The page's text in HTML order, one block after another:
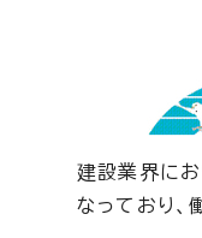
建設業界に
なっており、